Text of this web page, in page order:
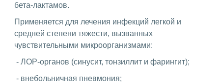
бета-лактамов.
Применяется для лечения инфекций легкой и
средней степени тяжести, вызванных
чувствительными микроорганизмами:
- ЛОР-органов (синусит, тонзиллит и фарингит);
- внебольничная пневмония;